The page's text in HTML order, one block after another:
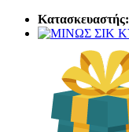
Κατασκευαστής: